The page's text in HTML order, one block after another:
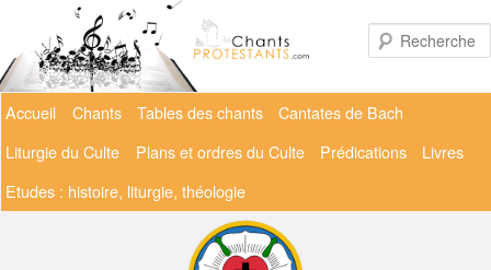
contenu
principal
Menu
Accueil Chants Tables des chants
Cantates de Bach
Liturgie du Culte
Plans et ordres du Culte Prédications
Livres
Etudes : histoire, liturgie, théologie